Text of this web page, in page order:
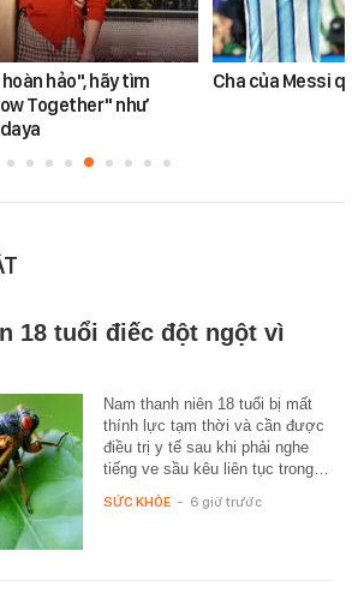
hảo", hãy tìm
Together" như
Cha của Messi
18 tuổi điếc đột ngột vì
Nam thanh niên 18 tuổi bị mất
thính lực tạm thời và cần được
điều trị y tế sau khi phải nghe
tiếng ve sầu kêu liên tục trong…
SỨC KHỎE - 6 giờ trước